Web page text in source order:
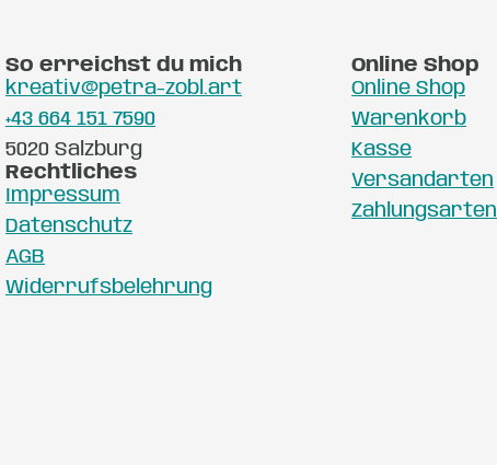
So erreichst du mich
kreativ@petra-zobl.art
+43 664 151 7590
5020 Salzburg
Rechtliches
Impressum
Datenschutz
AGB
Widerrufsbelehrung
Online Shop
Online Shop
Warenkorb
Kasse
Versandarten
Zahlungsarten